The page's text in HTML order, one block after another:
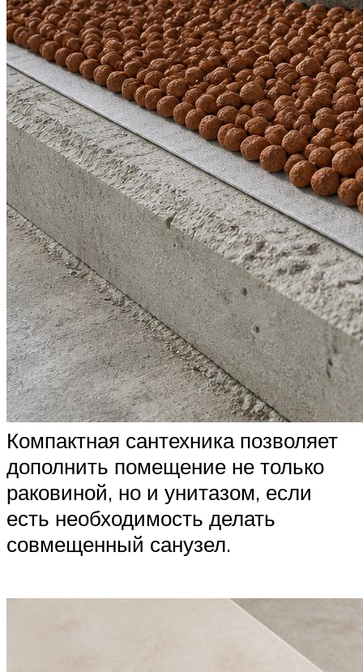
Компактная сантехника позволяет
дополнить помещение не только
раковиной, но и унитазом, если
есть необходимость делать
совмещенный санузел.